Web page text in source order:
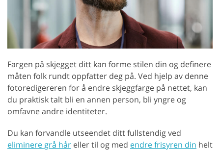
Fargen på skjegget ditt kan forme stilen din og definere
måten folk rundt oppfatter deg på. Ved hjelp av denne
fotoredigereren for å endre skjeggfarge på nettet, kan
du praktisk talt bli en annen person, bli yngre og
omfavne andre identiteter.
Du kan forvandle utseendet ditt fullstendig ved
eliminere grå hår eller til og med endre frisyren din helt